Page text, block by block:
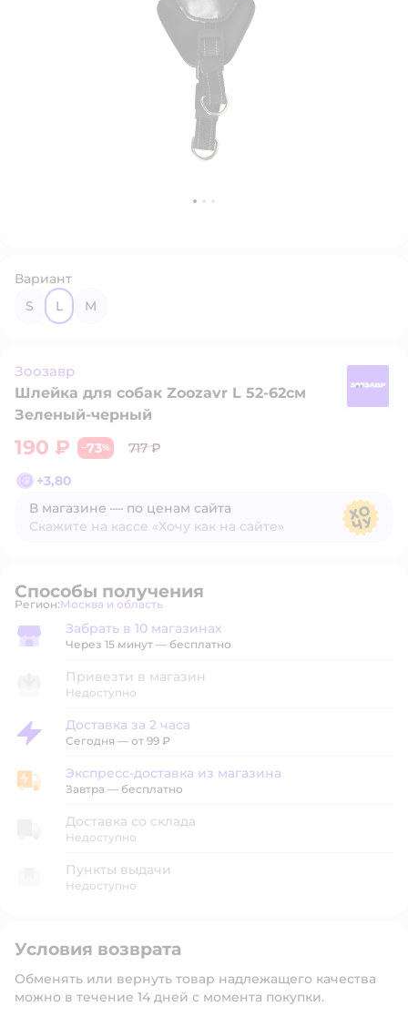
Вариант
S
L M
Зоозавр
Шлейка для собак Zoozavr L 52-62см
Зеленый-черный
190 ₽ −73%
717 ₽
+3,80
В магазине — по ценам сайта
Скажите на кассе «Хочу как на сайте»
Способы получения
Регион: Выбор адреса доставки.
Москва и область
Забрать в магазине
Забрать в 10 магазинах
Через 15 минут — бесплатно
Привезти в магазин
Недоступно
Доставка за 2 часа
Доставка за 2 часа
Сегодня — от 99 ₽
Экспресс-доставка из магазина
Экспресс-доставка из магазина
Завтра — бесплатно
Доставка со склада
Недоступно
Пункты выдачи
Недоступно
Условия возврата
Обменять или вернуть товар надлежащего качества
можно в течение 14 дней с момента покупки.